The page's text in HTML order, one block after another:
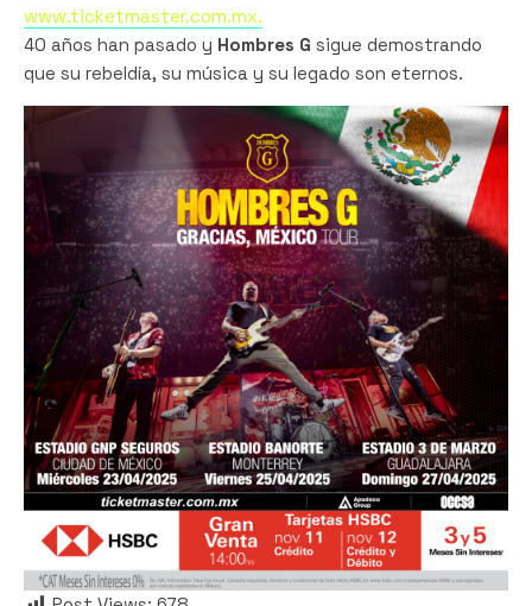
www.ticketmaster.com.mx.
40 años han pasado y Hombres G sigue demostrando
que su rebeldía, su música y su legado son eternos.